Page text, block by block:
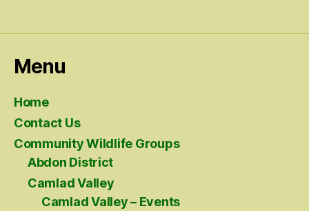
Menu
Home
Contact Us
Community Wildlife Groups
Abdon District
Camlad Valley
Camlad Valley – Events